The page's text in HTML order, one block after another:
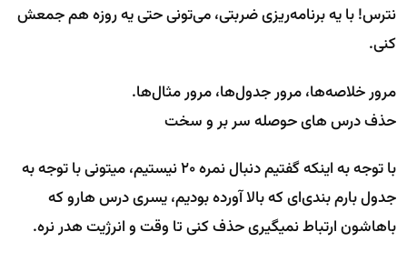
نترس! با یه برنامه‌ریزی ضربتی، می‌تونی حتی یه روزه هم جمعش
کنی.
مرور خلاصه‌ها، مرور جدول‌ها، مرور مثال‌ها.
حذف درس های حوصله سر بر و سخت
با توجه به اینکه گفتیم دنبال نمره 20 نیستیم، میتونی با توجه به
جدول بارم بندی‌ای که بالا آورده بودیم، یسری درس هارو که
باهاشون ارتباط نمیگیری حذف کنی تا وقت و انرژیت هدر نره.